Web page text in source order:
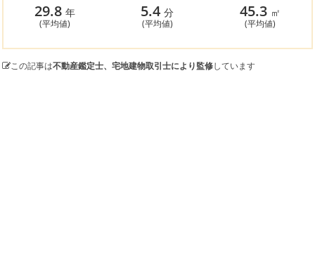
29.8 年
(平均値)
5.4分
(平均値)
45.3 ㎡
(平均値)
この記事は不動産鑑定士、宅地建物取引士により監修しています